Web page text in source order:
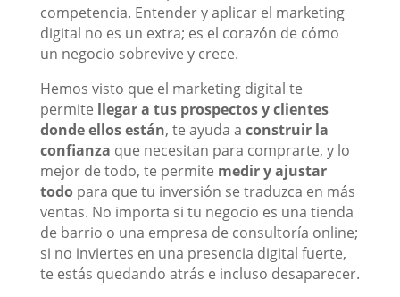
competencia. Entender y aplicar el marketing
digital no es un extra; es el corazón de cómo
un negocio sobrevive y crece.
Hemos visto que el marketing digital te
permite llegar a tus prospectos y clientes
donde ellos están, te ayuda a construir la
confianza que necesitan para comprarte, y lo
mejor de todo, te permite medir y ajustar
todopara que tu inversión se traduzca en más
ventas. No importa si tu negocio es una tienda
de barrio o una empresa de consultoría online;
si no inviertes en una presencia digital fuerte,
te estás quedando atrás e incluso desaparecer.